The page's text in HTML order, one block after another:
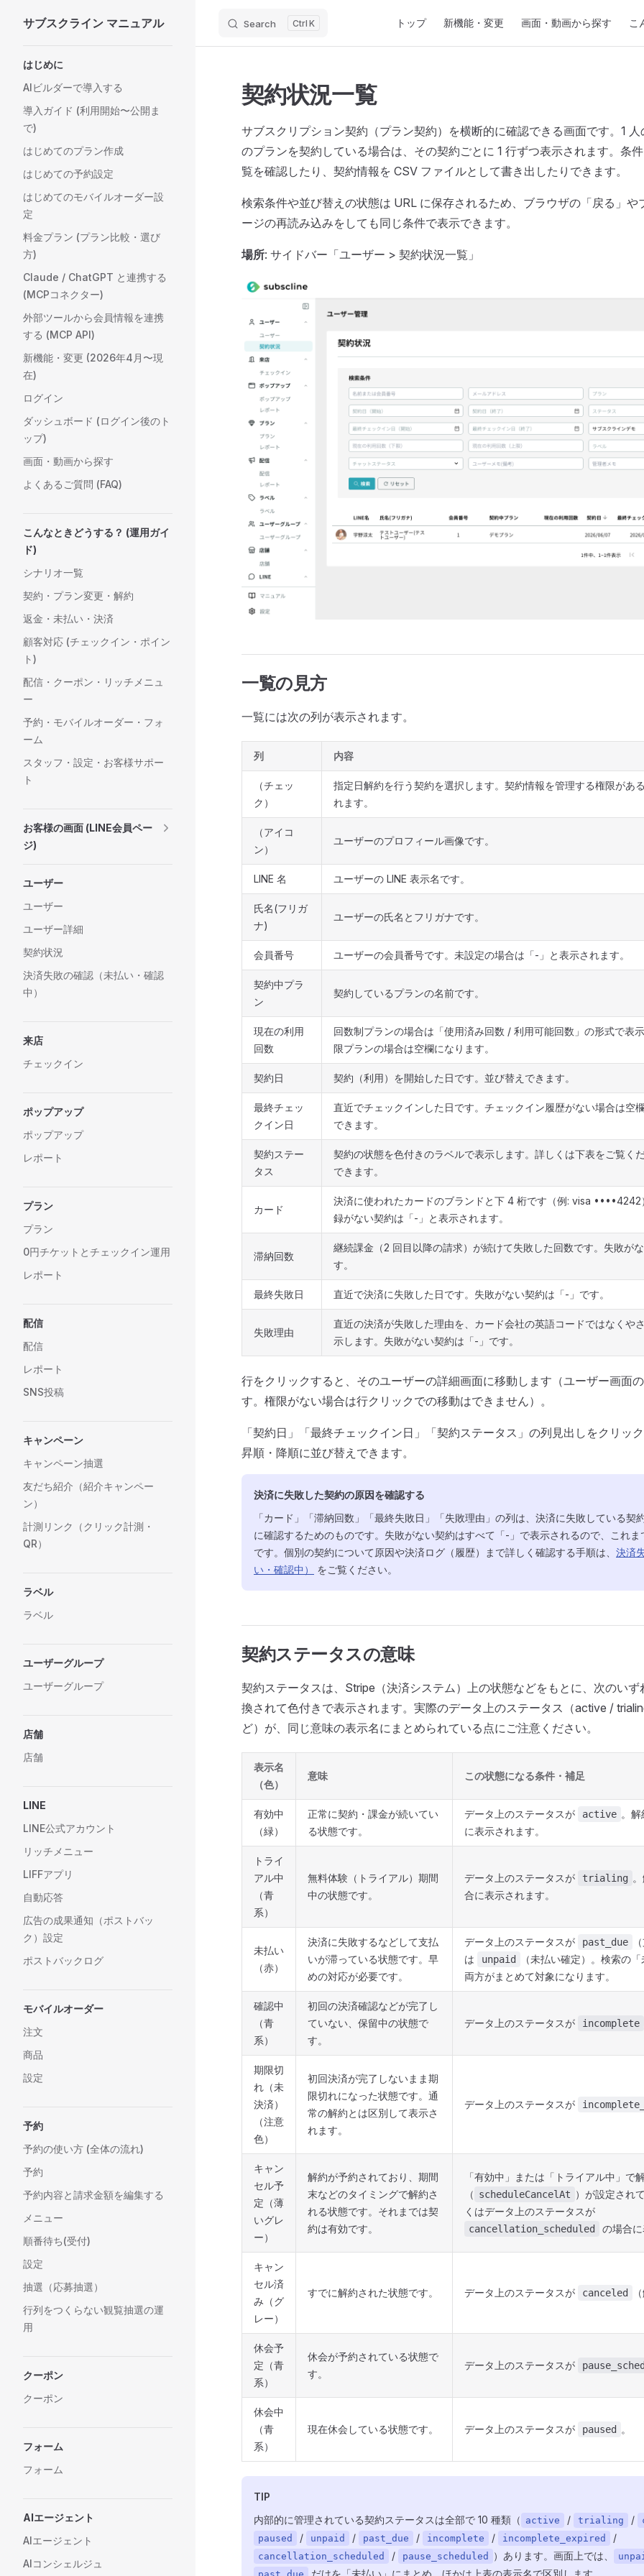
Skip to content
サブスクライン マニュアル Search K トップ 新機能・変更 画面・動画から探す こ
はじめに
AIビルダーで導入する
導入ガイド (利用開始〜公開ま
で)
はじめてのプラン作成
はじめての予約設定
はじめてのモバイルオーダー設
定
料金プラン (プラン比較・選び
方)
Claude / ChatGPT と連携する
(MCPコネクター)
外部ツールから会員情報を連携
する (MCP API)
新機能・変更 (2026年4月〜現
在)
ログイン
ダッシュボード (ログイン後のト
ップ)
画面・動画から探す
よくあるご質問 (FAQ)
こんなときどうする？ (運用ガイ
ド)
シナリオ一覧
契約・プラン変更・解約
返金・未払い・決済
顧客対応 (チェックイン・ポイン
ト)
配信・クーポン・リッチメニュ
ー
予約・モバイルオーダー・フォ
ーム
スタッフ・設定・お客様サポー
ト
お客様の画面 (LINE会員ペー
ジ)
ユーザー
ユーザー
ユーザー詳細
契約状況
決済失敗の確認（未払い・確認
中）
来店
チェックイン
ポップアップ
ポップアップ
レポート
プラン
プラン
0円チケットとチェックイン運用
レポート
配信
配信
レポート
SNS投稿
キャンペーン
キャンペーン抽選
友だち紹介（紹介キャンペー
ン）
計測リンク（クリック計測・
QR）
ラベル
ラベル
ユーザーグループ
ユーザーグループ
店舗
店舗
LINE
LINE公式アカウント
リッチメニュー
LIFFアプリ
自動応答
広告の成果通知（ポストバッ
ク）設定
ポストバックログ
モバイルオーダー
注文
商品
設定
予約
予約の使い方 (全体の流れ)
予約
予約内容と請求金額を編集する
メニュー
順番待ち(受付)
設定
抽選（応募抽選）
行列をつくらない観覧抽選の運
用
クーポン
クーポン
フォーム
フォーム
AIエージェント
AIエージェント
AIコンシェルジュ
契約状況一覧
サブスクリプション契約（プラン契約）を横断的に確認できる画面です。1
のプランを契約している場合は、その契約ごとに 1 行ずつ表示されます。条
覧を確認したり、契約情報を CSV ファイルとして書き出したりできます。
検索条件や並び替えの状態は URL に保存されるため、ブラウザの「戻る」や
ージの再読み込みをしても同じ条件で表示できます。
場所: サイドバー「ユーザー > 契約状況一覧」
一覧の見方
一覧には次の列が表示されます。
列 内容
（チェッ
ク）
指定日解約を行う契約を選択します。契約情報を管理する権限があ
れます。
（アイコ
ン）
ユーザーのプロフィール画像です。
LINE 名 ユーザーの LINE 表示名です。
氏名(フリガ
ナ)
ユーザーの氏名とフリガナです。
会員番号 ユーザーの会員番号です。未設定の場合は「-」と表示されます。
契約中プラ
ン
契約しているプランの名前です。
現在の利用
回数
回数制プランの場合は「使用済み回数 / 利用可能回数」の形式で表
限プランの場合は空欄になります。
契約日 契約（利用）を開始した日です。並び替えできます。
最終チェッ
クイン日
直近でチェックインした日です。チェックイン履歴がない場合は空
できます。
契約ステー
タス
契約の状態を色付きのラベルで表示します。詳しくは下表をご覧く
できます。
カード
決済に使われたカードのブランドと下 4 桁です（例: visa
録がない契約は「-」と表示されます。
滞納回数
継続課金（2 回目以降の請求）が続けて失敗した回数です。失敗が
す。
最終失敗日 直近で決済に失敗した日です。失敗がない契約は「-」です。
失敗理由
直近の決済が失敗した理由を、カード会社の英語コードではなくや
示します。失敗がない契約は「-」です。
行をクリックすると、そのユーザーの詳細画面に移動します（ユーザー画面
す。権限がない場合は行クリックでの移動はできません）。
「契約日」「最終チェックイン日」「契約ステータス」の列見出しをクリッ
昇順・降順に並び替えできます。
決済に失敗した契約の原因を確認する
「カード」「滞納回数」「最終失敗日」「失敗理由」の列は、決済に失敗している契
に確認するためのものです。失敗がない契約はすべて「-」で表示されるので、これ
です。個別の契約について原因や決済ログ（履歴）まで詳しく確認する手順は、 決済
い・確認中）
をご覧ください。
契約ステータスの意味
契約ステータスは、Stripe（決済システム）上の状態などをもとに、次のい
換されて色付きで表示されます。実際のデータ上のステータス（active /
ど）が、同じ意味の表示名にまとめられている点にご注意ください。
表示名
（色）
意味 この状態になる条件・補足
有効中
（緑）
正常に契約・課金が続いてい
る状態です。
データ上のステータスが active 。
に表示されます。
トライ
アル中
（青
系）
無料体験（トライアル）期間
中の状態です。
データ上のステータスが trialing
合に表示されます。
未払い
（赤）
決済に失敗するなどして支払
いが滞っている状態です。早
めの対応が必要です。
データ上のステータスが past_due
は
unpaid
（未払い確定）。検索の
両方がまとめて対象になります。
確認中
（青
系）
初回の決済確認などが完了し
ていない、保留中の状態で
す。
データ上のステータスが incomplete
期限切
れ（未
決済）
（注意
色）
初回決済が完了しないまま期
限切れになった状態です。通
常の解約とは区別して表示さ
れます。
データ上のステータスが
キャン
セル予
定（薄
いグレ
ー）
解約が予約されており、期間
末などのタイミングで解約さ
れる状態です。それまでは契
約は有効です。
「有効中」または「トライアル中」で
（ scheduleCancelAt ）が設定され
くはデータ上のステータスが
cancellation_scheduled の場合に
キャン
セル済
み（グ
レー）
すでに解約された状態です。 データ上のステータスが canceled
休会予
定（青
系）
休会が予約されている状態で
す。
データ上のステータスが
休会中
（青
系）
現在休会している状態です。 データ上のステータスが paused 。
TIP
内部的に管理されている契約ステータスは全部で 10 種類（ active / trialing /
paused / unpaid / past_due / incomplete / incomplete_expired /
cancellation_scheduled / pause_scheduled ）あります。画面上では、
だけを「未払い」にまとめ、ほかは上表の表示名で区別します。